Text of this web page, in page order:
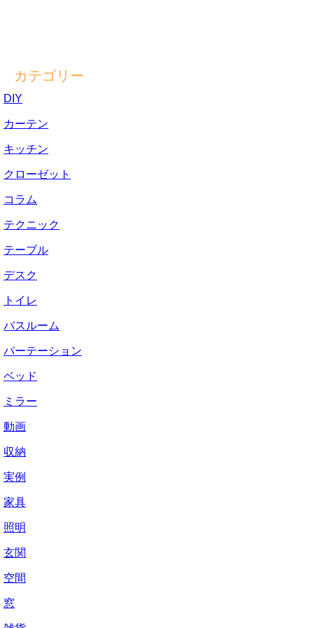
カテゴリー
DIY
カーテン
キッチン
クローゼット
コラム
テクニック
テーブル
デスク
トイレ
バスルーム
パーテーション
ベッド
ミラー
動画
収納
実例
家具
照明
玄関
空間
窓